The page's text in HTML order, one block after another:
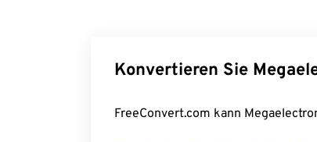
Konvertieren Sie
FreeConvert.com kann